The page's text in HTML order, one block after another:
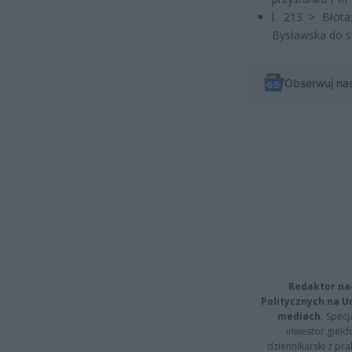
l. 213 >
Bysławska do
Obserwuj
Redaktor
Politycznych na
mediach.
inwestor
dziennikarski z